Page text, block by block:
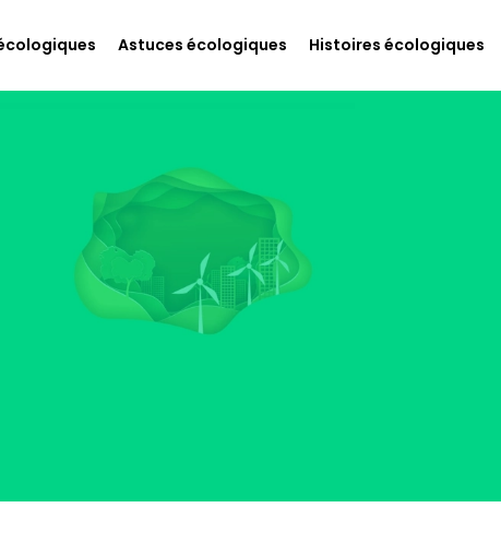
Astuces écologiques Histoires écologiques